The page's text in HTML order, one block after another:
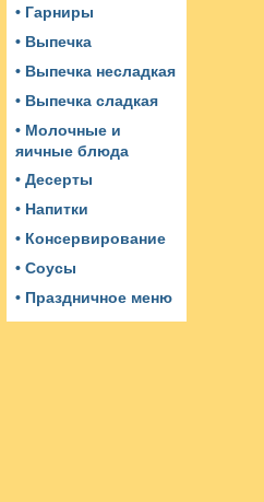
• Гарниры
• Выпечка
• Выпечка несладкая
• Выпечка сладкая
• Молочные и
яичные блюда
• Десерты
• Напитки
• Консервирование
• Соусы
• Праздничное меню